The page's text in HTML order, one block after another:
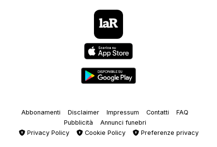
Abbonamenti Disclaimer Impressum Contatti
FAQ
Pubblicità
Annunci funebri
Privacy Policy
Cookie Policy Preferenze privacy